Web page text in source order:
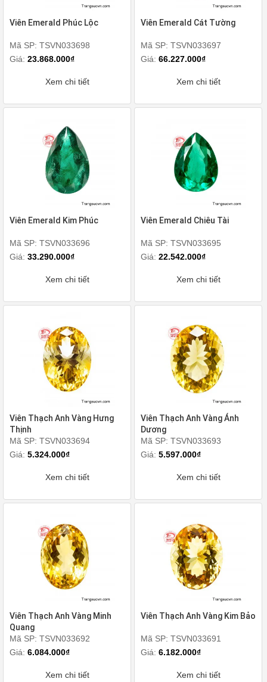
Viên Emerald Phúc Lộc
Mã SP: TSVN033698
Giá: 23.868.000₫
Xem chi tiết
Viên Emerald Cát Tường
Mã SP: TSVN033697
Giá:66.227.000₫
Xem chi tiết
Viên Emerald Kim Phúc
Mã SP: TSVN033696
Giá: 33.290.000₫
Xem chi tiết
Viên Emerald Chiêu Tài
Mã SP: TSVN033695
Giá:22.542.000₫
Xem chi tiết
Viên Thạch Anh Vàng Hưng
Thịnh
Mã SP: TSVN033694
Giá: 5.324.000₫
Xem chi tiết
Viên Thạch Anh Vàng Ánh
Dương
Mã SP: TSVN033693
Giá:5.597.000₫
Xem chi tiết
Viên Thạch Anh Vàng Minh
Quang
Mã SP: TSVN033692
Giá: 6.084.000₫
Xem chi tiết
Viên Thạch Anh Vàng Kim Bảo
Mã SP: TSVN033691
Giá:6.182.000₫
Xem chi tiết